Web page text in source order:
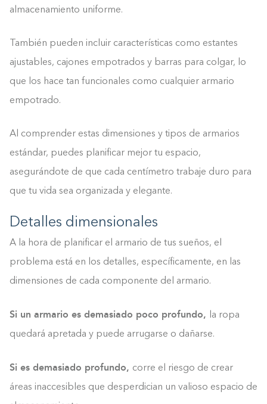
almacenamiento uniforme.
También pueden incluir características como estantes
ajustables, cajones empotrados y barras para colgar, lo
que los hace tan funcionales como cualquier armario
empotrado.
Al comprender estas dimensiones y tipos de armarios
estándar, puedes planificar mejor tu espacio,
asegurándote de que cada centímetro trabaje duro para
que tu vida sea organizada y elegante.
Detalles dimensionales
A la hora de planificar el armario de tus sueños, el
problema está en los detalles, específicamente, en las
dimensiones de cada componente del armario.
Si un armario es demasiado poco profundo,
la ropa
quedará apretada y puede arrugarse o dañarse.
Si es demasiado profundo, corre el riesgo de crear
áreas inaccesibles que desperdician un valioso espacio de